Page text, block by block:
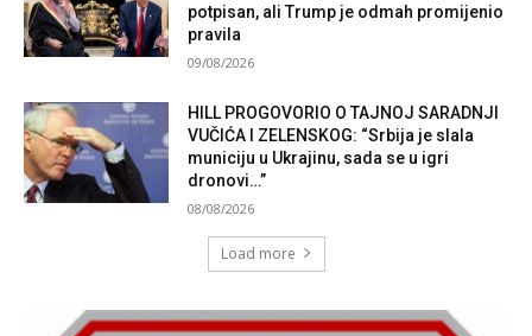
potpisan, ali Trump je odmah promijenio
pravila
09/08/2026
HILL PROGOVORIO O TAJNOJ SARADNJI
VUČIĆA I ZELENSKOG: “Srbija je slala
municiju u Ukrajinu, sada se u igri
dronovi…”
08/08/2026
Load more